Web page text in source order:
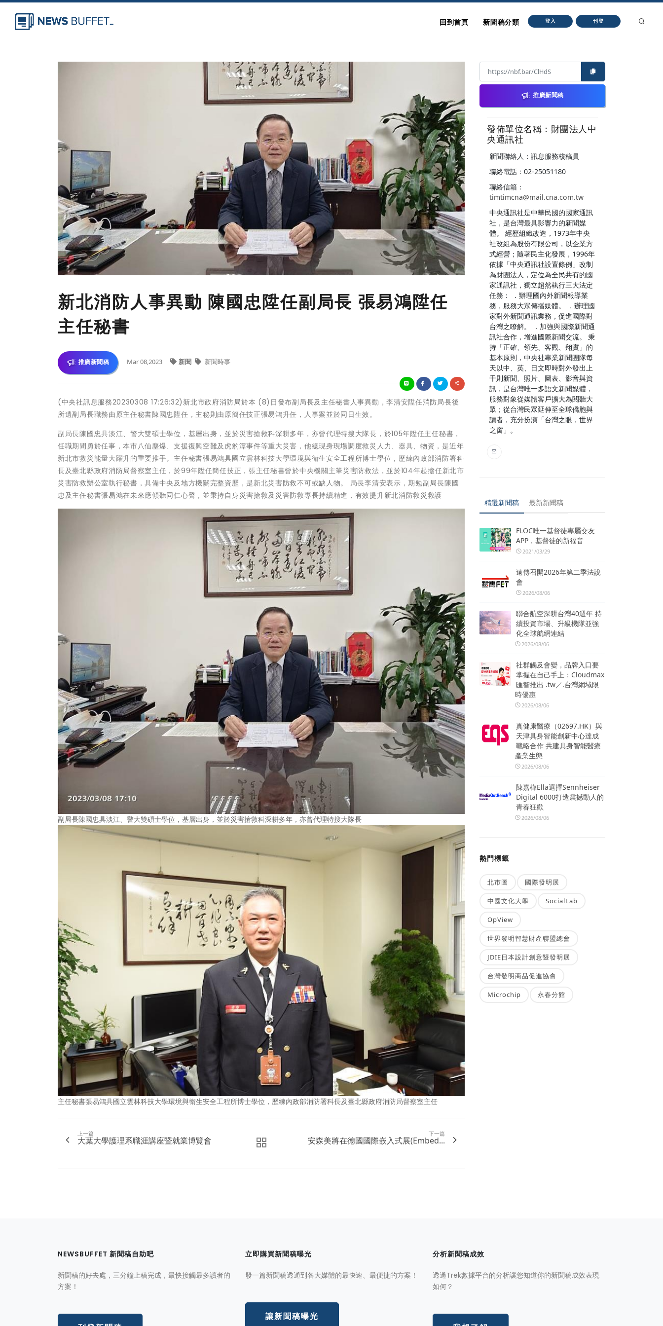
回到首頁 新聞稿分類 登入 刊登
新北消防人事異動 陳國忠陞任副局長 張易鴻陞任
主任秘書
推廣新聞稿 Mar 08,2023 新聞 新聞時事
(中央社訊息服務20230308 17:26:32)新北市政府消防局於本 (8)日發布副局長及主任秘書人事異動，李清安陞任消防局長後
所遺副局長職務由原主任秘書陳國忠陞任，主秘則由原簡任技正張易鴻升任，人事案並於同日生效。
副局長陳國忠具淡江、警大雙碩士學位，基層出身，並於災害搶救科深耕多年，亦曾代理特搜大隊長，於105年陞任主任秘書，
任職期間勇於任事，本市八仙塵爆、支援復興空難及虎豹潭事件等重大災害，他總現身現場調度救災人力、器具、物資，是近年
新北市救災能量大躍升的重要推手。主任秘書張易鴻具國立雲林科技大學環境與衛生安全工程所博士學位，歷練內政部消防署科
長及臺北縣政府消防局督察室主任，於99年陞任簡任技正，張主任秘書曾於中央機關主筆災害防救法，並於104年起擔任新北市
災害防救辦公室執行秘書，具備中央及地方機關完整資歷，是新北災害防救不可或缺人物。 局長李清安表示，期勉副局長陳國
忠及主任秘書張易鴻在未來應傾聽同仁心聲，並秉持自身災害搶救及災害防救專長持續精進，有效提升新北消防救災救護
副局長陳國忠具淡江、警大雙碩士學位，基層出身，並於災害搶救科深耕多年，亦曾代理特搜大隊長
主任秘書張易鴻具國立雲林科技大學環境與衛生安全工程所博士學位，歷練內政部消防署科長及臺北縣政府消防局督察室主任
上一篇
大葉大學護理系職涯講座暨就業博覽會
下一篇
安森美將在德國國際嵌入式展(Embed...
推廣新聞稿
發佈單位名稱：財團法人中
央通訊社
新聞聯絡人：訊息服務核稿員
聯絡電話：02-25051180
聯絡信箱：
timtimcna@mail.cna.com.tw
中央通訊社是中華民國的國家通訊
社，是台灣最具影響力的新聞媒
體。 經歷組織改造，1973年中央
社改組為股份有限公司，以企業方
式經營；隨著民主化發展，1996年
依據「中央通訊社設置條例」改制
為財團法人，定位為全民共有的國
家通訊社，獨立超然執行三大法定
任務： ．辦理國內外新聞報導業
務，服務大眾傳播媒體。 ．辦理國
家對外新聞通訊業務，促進國際對
台灣之瞭解。 ．加強與國際新聞通
訊社合作，增進國際新聞交流。 秉
持「正確、領先、客觀、翔實」的
基本原則，中央社專業新聞團隊每
天以中、英、日文即時對外發出上
千則新聞、照片、圖表、影音與資
訊，是台灣唯一多語文新聞媒體，
服務對象從媒體客戶擴大為閱聽大
眾；從台灣民眾延伸至全球僑胞與
讀者，充分扮演「台灣之眼，世界
之窗」。
精選新聞稿 最新新聞稿
FLOC唯一基督徒專屬交友
APP，基督徒的新福音
2021/03/29
遠傳召開2026年第二季法說
會
2026/08/06
聯合航空深耕台灣40週年 持
續投資市場、升級機隊並強
化全球航網連結
2026/08/06
社群觸及會變，品牌入口要
掌握在自己手上：Cloudmax
匯智推出 .tw／.台灣網域限
時優惠
2026/08/06
真健康醫療（02697.HK）與
天津具身智能創新中心達成
戰略合作 共建具身智能醫療
產業生態
2026/08/06
陳嘉樺Ella選擇Sennheiser
Digital 6000打造震撼動人的
青春狂歡
2026/08/06
熱門標籤
北市圖 國際發明展
中國文化大學 SocialLab
OpView
世界發明智慧財產聯盟總會
JDIE日本設計創意暨發明展
台灣發明商品促進協會
Microchip 永春分館
NEWSBUFFET 新聞稿自助吧
新聞稿的好去處，三分鐘上稿完成，最快接觸最多讀者的
方案！
立即購買新聞稿曝光
發一篇新聞稿透通到各大媒體的最快速、最便捷的方案！
讓新聞稿曝光
分析新聞稿成效
透過Trek數據平台的分析讓您知道你的新聞稿成效表現
如何？